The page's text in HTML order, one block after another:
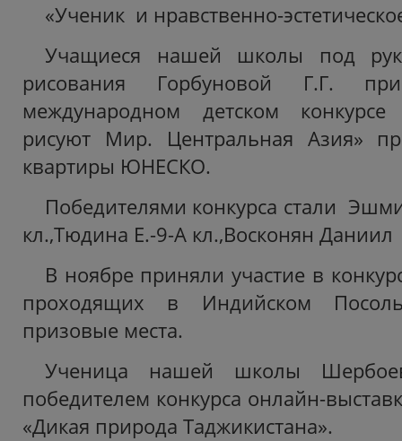
«Ученик и нравственно-
Учащиеся нашей школы под
рисования Горбуновой Г.Г.
международном детском
рисуют Мир. Центральная Азия»
квартиры ЮНЕСКО.
Победителями конкурса стали
кл.,Тюдина Е.-9-А кл.,Восконян
В ноябре приняли участие в
проходящих в Индийском
призовые места.
Ученица нашей школы
победителем конкурса онлайн-
«Дикая природа Таджикистана».